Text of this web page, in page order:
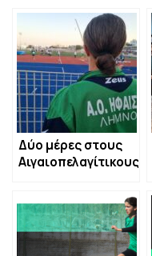
Δύο μέρες στους
Αιγαιοπελαγίτικους